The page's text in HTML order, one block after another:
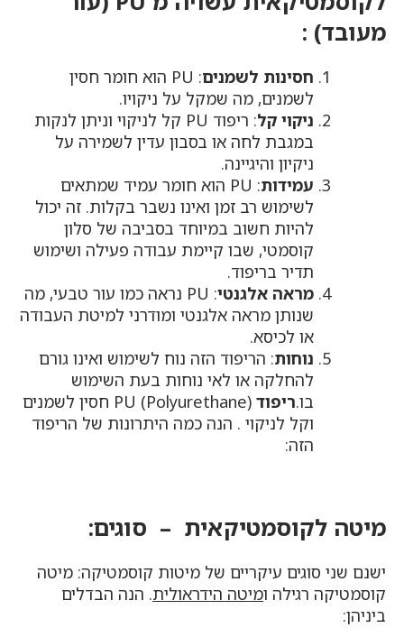
מעובד) :
חסינות לשמנים
: PU הוא חומר חסין
לשמנים, מה שמקל על ניקויו.
ניקוי קל
: ריפוד PU קל לניקוי וניתן לנקות
במגבת לחה או בסבון עדין לשמירה על
ניקיון והיגיינה.
עמידות
: PU הוא חומר עמיד שמתאים
לשימוש רב זמן ואינו נשבר בקלות. זה יכול
להיות חשוב במיוחד בסביבה של סלון
קוסמטי, שבו קיימת עבודה פעילה ושימוש
תדיר בריפוד.
מראה אלגנטי
: PU נראה כמו עור טבעי, מה
שנותן מראה אלגנטי ומודרני למיטת העבודה
או לכיסא.
נוחות: הריפוד הזה נוח לשימוש ואינו גורם
להחלקה או לאי נוחות בעת השימוש
בו.ריפוד
PU (Polyurethane) חסין לשמנים
וקל לניקוי . הנה כמה היתרונות של הריפוד
הזה:
מיטה לקוסמטיקאית – סוגים:
ישנם שני סוגים עיקריים של מיטות קוסמטיקה: מיטה
קוסמטיקה רגילה ומיטה הידראולית. הנה הבדלים
ביניהן: